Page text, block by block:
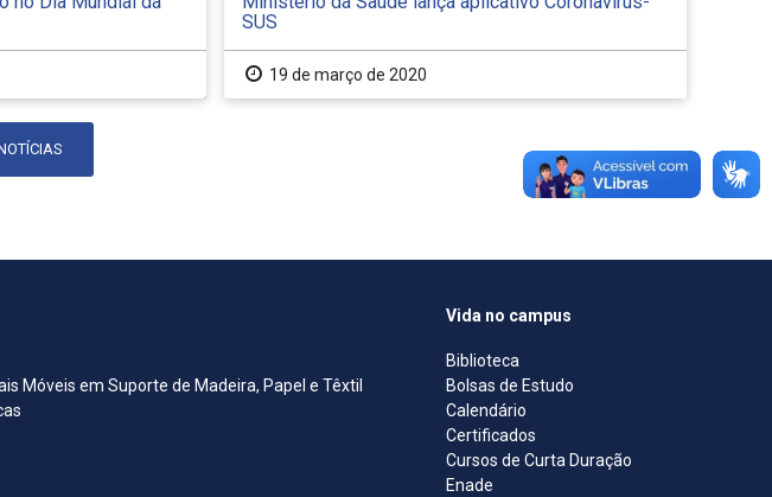
SUS
19 de março de 2020
Móveis em Suporte de Madeira, Papel e Têxtil
Vida no campus
Biblioteca
Bolsas de Estudo
Calendário
Certificados
Cursos de Curta Duração
Enade